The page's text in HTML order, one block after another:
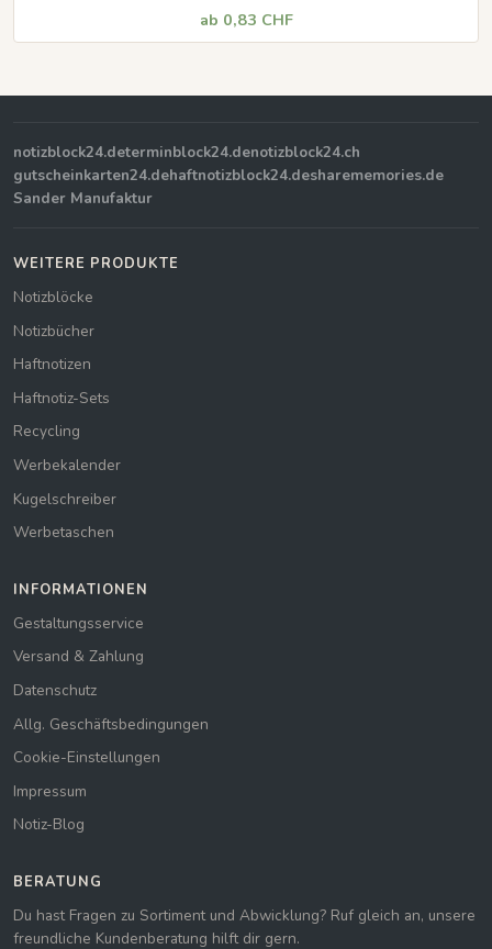
ab 0,83 CHF
notizblock24.determinblock24.denotizblock24.ch
gutscheinkarten24.dehaftnotizblock24.desharememories.de
Sander Manufaktur
WEITERE PRODUKTE
Notizblöcke
Notizbücher
Haftnotizen
Haftnotiz-Sets
Recycling
Werbekalender
Kugelschreiber
Werbetaschen
INFORMATIONEN
Gestaltungsservice
Versand & Zahlung
Datenschutz
Allg. Geschäftsbedingungen
Cookie-Einstellungen
Impressum
Notiz-Blog
BERATUNG
Du hast Fragen zu Sortiment und Abwicklung? Ruf gleich an, unsere
freundliche Kundenberatung hilft dir gern.